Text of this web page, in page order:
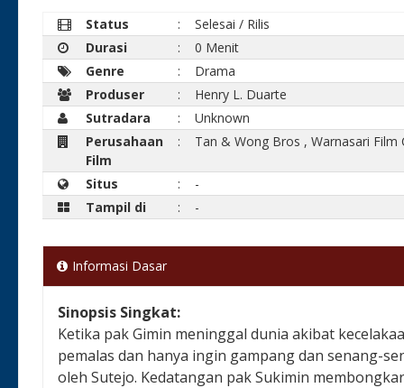
Status :
Selesai / Rilis
Durasi
:
0 Menit
Genre
:
Drama
Produser
:
Henry L. Duarte
Sutradara
:
Unknown
Perusahaan
Film
: Tan & Wong Bros ,Warnasari Film
Situs :
-
Tampil di
: -
Informasi Dasar
Sinopsis Singkat:
Ketika pak Gimin meninggal dunia akibat
pemalas dan hanya ingin gampang dan senang-
oleh Sutejo. Kedatangan pak Sukimin